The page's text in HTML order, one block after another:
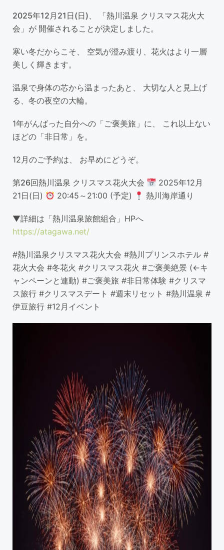
2025年12月21日(日)、 「熱川温泉 クリスマス花火大
会」が 開催されることが決定しました。
寒い冬だからこそ、 空気が澄み渡り、花火はより一層
美しく輝きます。
温泉で身体の芯から温まったあと、 大切な人と見上げ
る、冬の夜空の大輪。
1年がんばった自分への「ご褒美旅」に、 これ以上ない
ほどの「非日常」を。
12月のご予約は、 お早めにどうぞ。
第26回熱川温泉 クリスマス花火大会
2025年12月
21日(日)
20:45～21:00 (予定) 熱川海岸通り
▼詳細は「熱川温泉旅館組合」HPへ
https://atagawa.net/
#熱川温泉クリスマス花火大会 #熱川プリンスホテル #
花火大会 #冬花火 #クリスマス花火 #ご褒美絶景 (←キ
ャンペーンと連動) #ご褒美旅 #非日常体験 #クリスマ
ス旅行 #クリスマスデート #週末リセット #熱川温泉 #
伊豆旅行 #12月イベント